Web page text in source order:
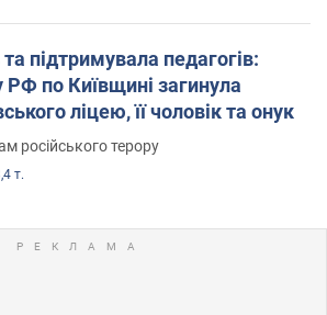
підтримувала педагогів:
РФ по Київщині загинула
ліцею, її чоловік та онук
російського терору
т.